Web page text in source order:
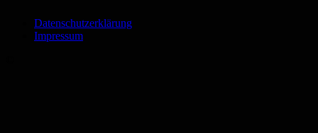
Datenschutzerklärung
Impressum